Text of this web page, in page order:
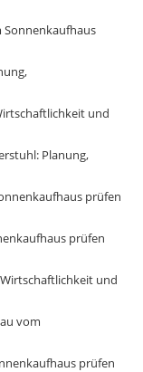
Sonnenkaufhaus
und
Planung,
prüfen
prüfen
und
vom
prüfen